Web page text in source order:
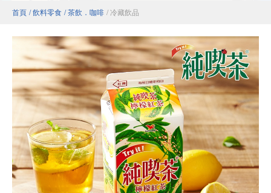
首頁 / 飲料零食 / 茶飲．咖啡 / 冷藏飲品